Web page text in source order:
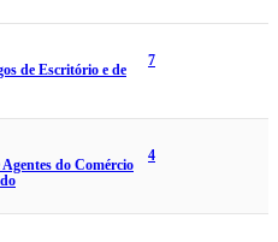
de Escritório e de
7
do Comércio
4